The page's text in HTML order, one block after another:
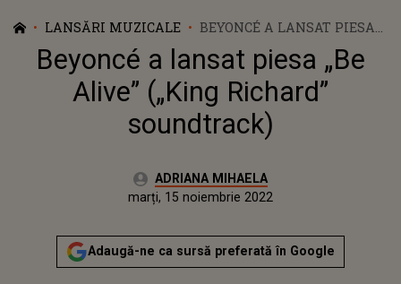
LANSĂRI MUZICALE
BEYONCÉ A LANSAT PIESA
„BE ALIVE” („KING RICHARD”
SOUNDTRACK)
Beyoncé a lansat piesa „Be
Alive” („King Richard”
soundtrack)
Autor:ADRIANA MIHAELA
luni, 15 noiembrie 2021Actualizat:
marți, 15 noiembrie 2022
Adaugă-ne ca sursă preferată în Google